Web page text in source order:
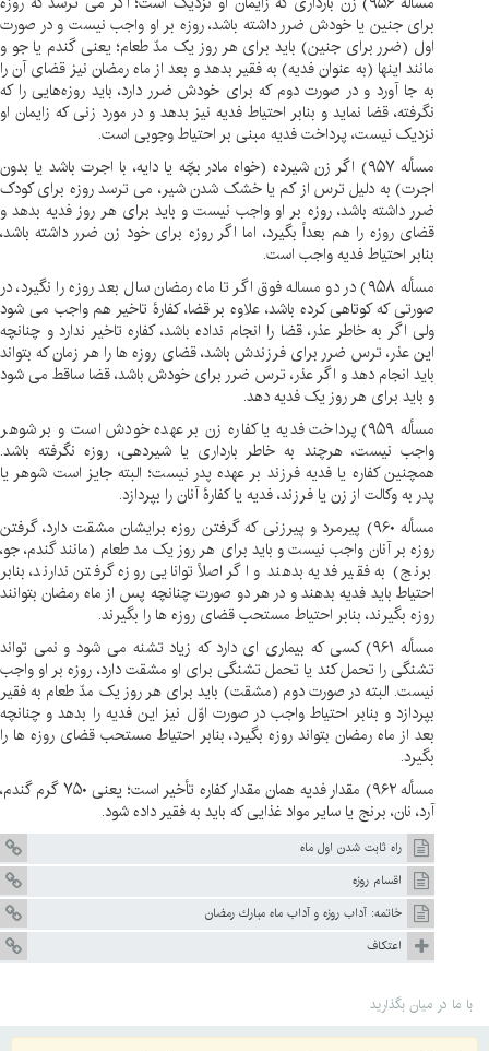
برای جنین یا خودش ضرر داشته باشد، روزه بر او واجب نیست و در صورت
اول (ضرر برای جنین) باید برای هر روز یک مدّ طعام؛ یعنی گندم یا جو و
مانند اینها (به عنوان فدیه) به فقیر بدهد و بعد از ماه رمضان نیز قضای آن­ را
به­ جا آورد و در صورت دوم که برای خودش ضرر دارد، باید روزه‌هایی را که
نگرفته، قضا نماید و بنابر احتیاط فدیه نیز بدهد و در مورد زنی که زایمان او
نزدیک نیست، پرداخت فدیه مبنی بر احتیاط وجوبی است.
مسأله ۹۵۷) اگر زن شیرده (خواه مادر بچّه یا دایه، با اجرت باشد یا بدون
اجرت) به دلیل ترس از کم یا خشک شدن شیر، می ترسد روزه برای کودک
ضرر داشته باشد، روزه بر او واجب نیست و باید برای هر روز فدیه بدهد و
قضای روزه را هم بعداً بگیرد، اما اگر روزه برای خود زن ضرر داشته باشد،
بنابر احتیاط فدیه واجب است.
مسأله ۹۵۸) در دو مساله فوق اگر تا ماه رمضان سال بعد روزه را نگیرد، در
صورتی که کوتاهی کرده باشد، علاوه بر قضا، کفارۀ تاخیر هم واجب می شود
ولی اگر به خاطر عذر، قضا را انجام نداده باشد، کفاره تاخیر ندارد و چنانچه
این عذر، ترس ضرر برای فرزندش باشد، قضای روزه ها را هر زمان که بتواند
باید انجام دهد و اگر عذر، ترس ضرر برای خودش باشد، قضا ساقط می شود
و باید برای هر روز یک فدیه دهد.
مسأله ۹۵۹) پرداخت فدیه یا کفاره زن بر عهده خودش است و بر شوهر
واجب نیست، هرچند به خاطر بارداری یا شیردهی، روزه نگرفته باشد.
همچنین کفاره یا فدیه فرزند بر عهده پدر نیست؛ البته جایز است شوهر یا
پدر به وکالت از زن یا فرزند، فدیه یا کفارۀ آنان را بپردازد.
مسأله ۹۶۰) پیرمرد و پیرزنی که گرفتن روزه برایشان مشقت دارد، گرفتن
روزه بر آنان واجب نیست و باید برای هر روز یک مد طعام (مانند گندم، جو،
برنج) به فقیر فدیه بدهند و اگر اصلاً توانایی روزه گرفتن ندارند، بنابر
احتیاط باید فدیه بدهند و در هر دو صورت چنانچه پس از ماه رمضان بتوانند
روزه بگیرند، بنابر احتیاط مستحب قضای روزه ها را بگیرند.
مسأله ۹۶۱) کسی که بیماری ای دارد که زیاد تشنه می شود و نمی تواند
تشنگی را تحمل کند یا تحمل تشنگی برای او مشقت دارد، روزه بر او واجب
نیست. البته در صورت دوم (مشقت) باید برای هر روز یک مدّ طعام به فقیر
بپردازد و بنابر احتیاط واجب در صورت اوّل نیز این فدیه را بدهد و چنانچه
بعد از ماه رمضان بتواند روزه بگیرد، بنابر احتیاط مستحب قضای روزه ها را
بگیرد.
مسأله ۹۶۲) مقدار فدیه همان مقدار کفاره تأخیر است؛ یعنی ۷۵۰ گرم گندم،
آرد، نان، برنج یا سایر مواد غذایی که باید به فقیر داده شود.
راه ثابت شدن اول ماه
اقسام روزه
خاتمه: آداب روزه و آداب ماه مبارك رمضان
اعتكاف
با ما در میان بگذارید